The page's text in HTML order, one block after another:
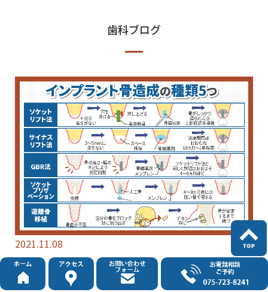
歯科ブログ
2021.11.08
インプラント骨造成の種類を解説